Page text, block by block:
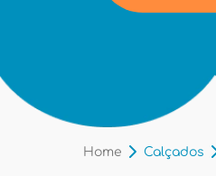
Home Calçados